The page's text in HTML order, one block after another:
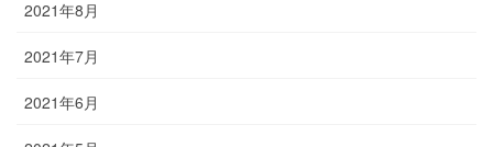
2021年8月
2021年7月
2021年6月